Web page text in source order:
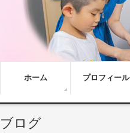
ホーム プロフィール
ブログ